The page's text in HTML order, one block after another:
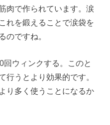
肉で作られています。涙
れを鍛えることで涙袋を
のですね。
ウィンクする。このと
行うとより効果的です。
り多く使うことになるか